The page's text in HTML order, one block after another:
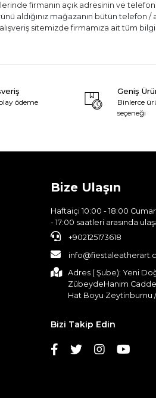
firmanın açık adresinin ve
aldığınız mağazanın bütün
sitemizde firmamıza ait tüm
ödeme
Geniş
Binlerce
seçeneği
Bize Ulaşın
Haftaiçi 10:00 - 18:00
- 17:00 saatleri arasında
+902125173618
Adres ( Şube): Yeni
ZübeydeHanim
Hat Boyu Zeytinburnu
Bizi Takip Edin